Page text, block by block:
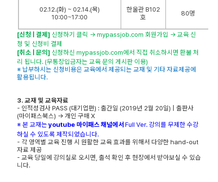
02.12.(화) ~ 02.14.(목)
10:00~17:00
한울관 B102
호
80명
[신청 | 결제] 신청하기 클릭 →mypassjob.com 회원가입 → 교육 신
청 및 신청비 결제
[취소 | 문의] 신청하신 mypassjob.com에서 직접 취소하시면 환불 처
리 됩니다. (무통장입금자는 교육 문의 게시판 이용)
※ 납부하시는 신청비용은 교육에서 제공되는 교재 및 기타 자료제공에
활용됩니다.
3. 교재 및 교육자료
- 인적성검사 PASS (대기업편) : 출간일 (2019년 2월 20일) | 출판사
(마이패스북스) → 개인 구매 X
※ 본 교재는youtube 마이패스채널에서Full Ver.강의를 무제한 수강
하실 수 있도록 제작되었습니다.
- 각 영역별 교육 진행 시 원활한 교육 효과를 위해서 다양한 hand-out
자료 제공
- 교육 당일에 강의실로 오시면, 출석 확인 후 현장에서 받아보실 수 있습
니다.